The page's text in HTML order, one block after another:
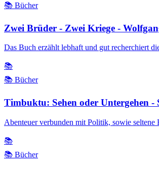
📚 Bücher
Zwei Brüder - Zwei Kriege -
Das Buch erzählt lebhaft und gut recherchiert
📚
📚 Bücher
Timbuktu: Sehen oder Untergehen -
Abenteuer verbunden mit Politik, sowie
📚
📚 Bücher